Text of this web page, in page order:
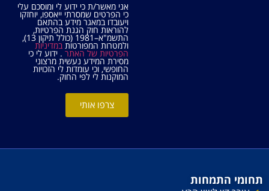
אני מאשר/ת כי ידוע לי ומוסכם עלי
כי הפרטים שמסרתי ייאספו, יוחזקו
ויעובדו במאגר מידע בהתאם
להוראות חוק הגנת הפרטיות,
התשמ"א–1981 (כולל תיקון 13),
ולמטרות המפורטותבמדיניות
הפרטיות של האתר . ידוע לי כי
מסירת המידע נעשית מרצוני
החופשי, וכי עומדות לי הזכויות
המוקנות לי לפי החוק.
צרפו אותי
תחומי התמחות